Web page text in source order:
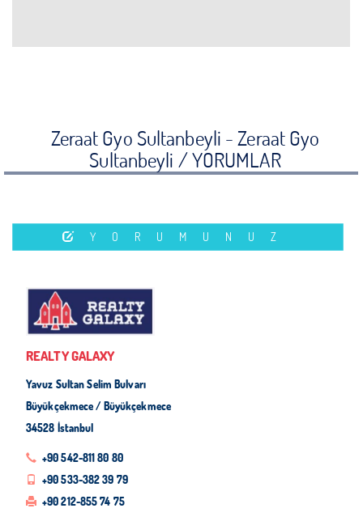
Zeraat Gyo Sultanbeyli - Zeraat Gyo
Sultanbeyli /YORUMLAR
YORUMUNUZ
REALTY GALAXY
Yavuz Sultan Selim Bulvarı
Büyükçekmece / Büyükçekmece
34528 İstanbul
+90 542-811 80 80
+90 533-382 39 79
+90 212-855 74 75